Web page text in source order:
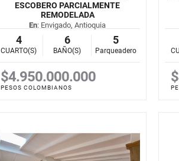
ESCOBERO PARCIALMENTE
REMODELADA
En: Envigado, Antioquia
4
CUARTO(S)
6
BAÑO(S)
5
Parqueadero
$4.950.000.000
PESOS COLOMBIANOS